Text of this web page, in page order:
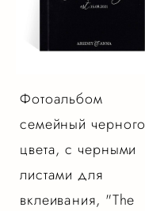
Фотоальбом
семейный черного
цвета, с черными
листами для
вклеивания, "The